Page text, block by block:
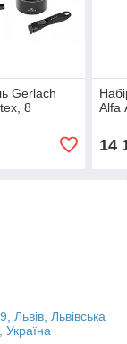
Gerlach
8
Alfa
14
Львівська
Україна